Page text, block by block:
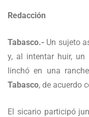
Redacción
Tabasco.- Un sujeto
y, al intentar huir,
linchó en una
Tabasco, de acuerdo
El sicario participó